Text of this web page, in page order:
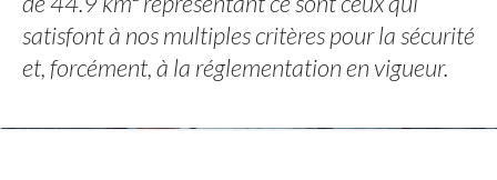
satisfont à nos multiples critères pour la sécurité
et, forcément, à la réglementation en vigueur.